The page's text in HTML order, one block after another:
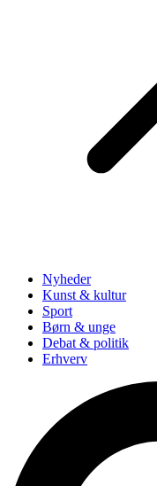
Nyheder
Kunst & kultur
Sport
Børn & unge
Debat & politik
Erhverv